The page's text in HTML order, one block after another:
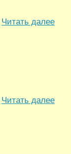
Читать далее
Читать далее